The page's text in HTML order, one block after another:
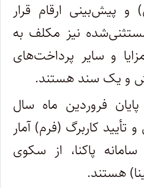
و پیش‌بینی ارقام قرار
نیز مکلف به
و سایر پرداخت‌های
و یک سند هستند.
فروردین ماه سال
و تأیید کاربرگ (فرم) آمار
پاکنا، از سکوی
هستند.